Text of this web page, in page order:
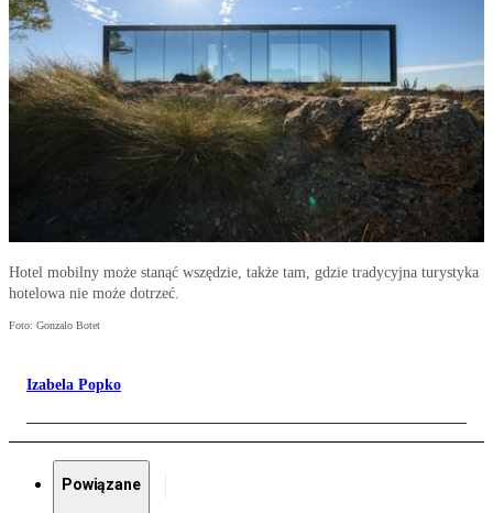
Hotel mobilny może stanąć wszędzie, także tam, gdzie tradycyjna turystyka
hotelowa nie może dotrzeć.
Foto: Gonzalo Botet
Izabela Popko
Powiązane